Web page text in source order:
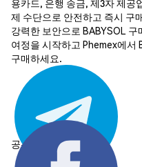
용카드, 은행 송금, 제3자 제공
제 수단으로 안전하고 즉시 구
강력한 보안으로 BABYSOL
여정을 시작하고 Phemex에서
구매하세요.
공유하기: